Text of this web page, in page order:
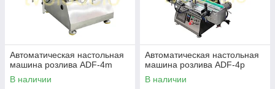
Автоматическая настольная
машина розлива ADF-4m
В наличии
Автоматическая настольная
машина розлива ADF-4p
В наличии